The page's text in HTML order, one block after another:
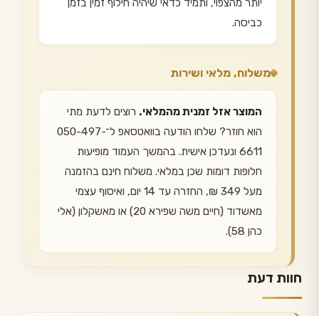
יותר מהצפוי, ותמיד כדאי שיהיה חילוף זמין בזמן
כביסה.
משלוח, מלאי ושירות
המוצר אזל זמנית מהמלאי. רוצים לדעת מתי
הוא חוזר? שלחו הודעה בוואטסאפ ל־050-497-
6611 ונעדכן אישית. בהמשך העמוד מופיעות
חלופות דומות שכן במלאי. משלוח חינם בהזמנה
מעל 349 ₪, החזרה עד 14 יום, ואיסוף עצמי
מאשדוד (חיים משה שפירא 20) או מאשקלון (אלי
כהן 58).
חוות דעת